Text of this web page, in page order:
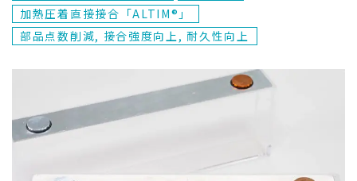
Cu(銅)
閉じる
加熱圧着直接接合「ALTIM®」
部品点数削減, 接合強度向上, 耐久性向上